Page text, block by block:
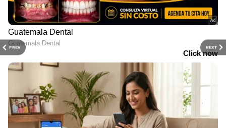
PREV NEXT